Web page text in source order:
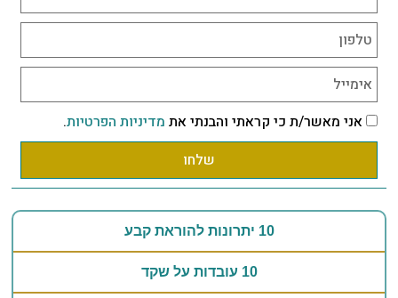
אני מאשר/ת כי קראתי והבנתי את מדיניות הפרטיות.
שלחו
10 יתרונות להוראת קבע
10 עובדות על שקד